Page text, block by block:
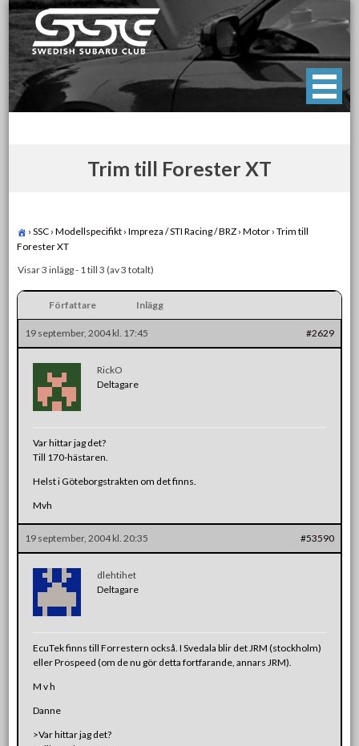
Skip
to
content
Swedish Subaru Club
För oss som älskar Subaru!
Trim till Forester XT
› SSC › Modellspecifikt › Impreza / STI Racing / BRZ › Motor › Trim till
Forester XT
Visar 3 inlägg - 1 till 3 (av 3 totalt)
Författare Inlägg
19 september, 2004 kl. 17:45 #2629
RickO
Deltagare
Var hittar jag det?
Till 170-hästaren.
Helst i Göteborgstrakten om det finns.
Mvh
19 september, 2004 kl. 20:35 #53590
dlehtihet
Deltagare
EcuTek finns till Forrestern också. I Svedala blir det JRM (stockholm)
eller Prospeed (om de nu gör detta fortfarande, annars JRM).
M v h
Danne
>Var hittar jag det?